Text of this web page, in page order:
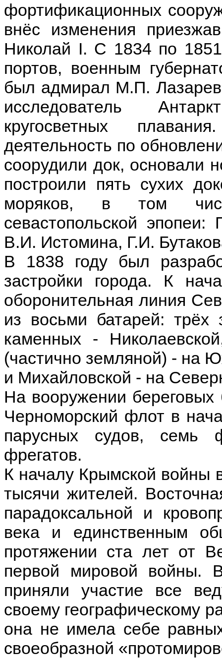
фортификационных
внёс изменения
Николай I. С 1834 по
портов, военным
был адмирал М.П.
исследователь
кругосветных
деятельность по
соорудили док, основали
построили пять сухих
моряков, в том
севастопольской
В.И. Истомина, Г.И.
В 1838 году был
застройки города. К
оборонительная линия
из восьми батарей:
каменных -
(частично земляной) - на
и Михайловской - на
На вооружении береговых
Черноморский флот в
парусных судов, семь
фрегатов.
К началу Крымской войны
тысячи жителей.
парадоксальной и
века и единственным
протяжении ста лет от
первой мировой войны.
приняли участие все
своему географическому
она не имела себе
своеобразной